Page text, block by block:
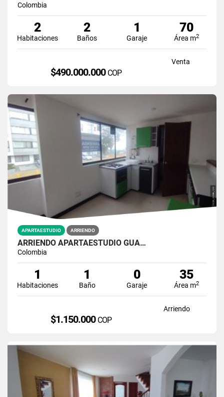
Colombia
2
Habitaciones
2
Baños
1
Garaje
70
Área m2
Venta
$490.000.000 COP
APARTAESTUDIO ARRIENDO
ARRIENDO APARTAESTUDIO GUA…
Colombia
1
Habitaciones
1
Baño
0
Garaje
35
Área m2
Arriendo
$1.150.000 COP